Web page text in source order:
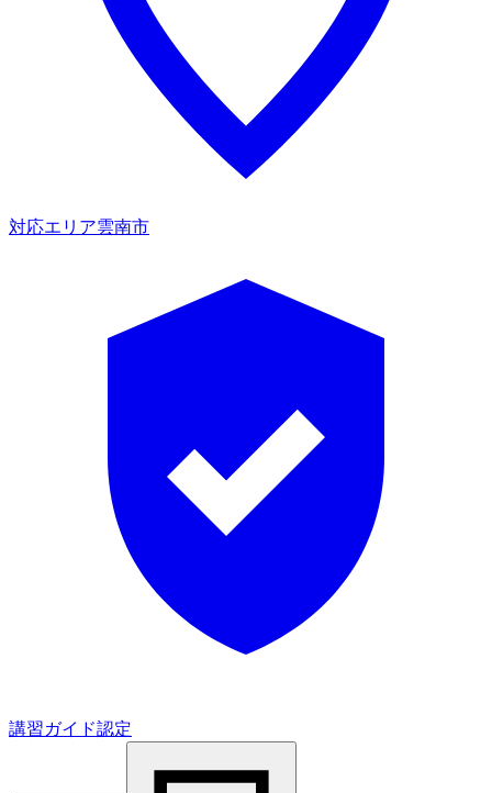
対応エリア雲南市
講習ガイド認定